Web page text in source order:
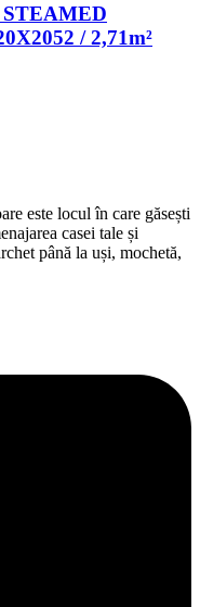
/ 2,71m²
este locul în care găsești
casei tale și
până la uși, mochetă,